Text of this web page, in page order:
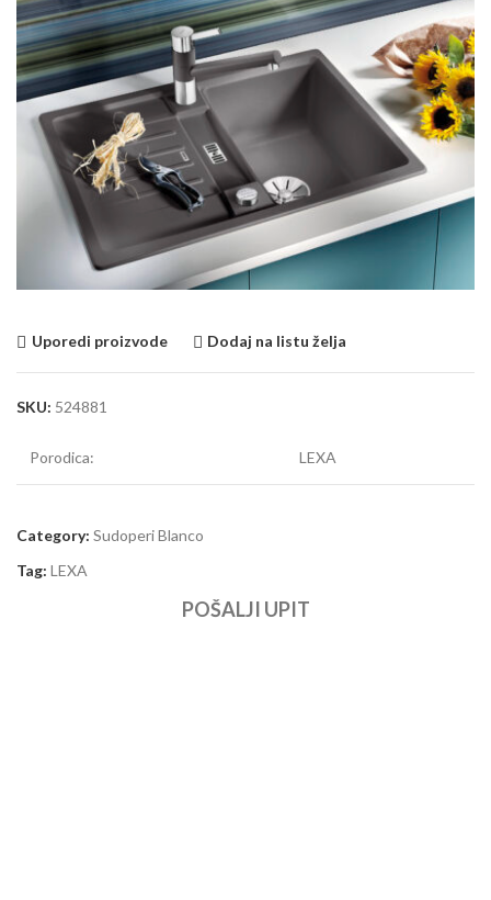
Uporedi proizvode Dodaj na listu želja
SKU: 524881
Porodica: LEXA
Category: Sudoperi Blanco
Tag: LEXA
POŠALJI UPIT